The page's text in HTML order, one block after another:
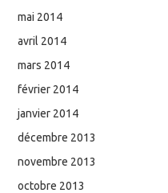
mai 2014
avril 2014
mars 2014
février 2014
janvier 2014
décembre 2013
novembre 2013
octobre 2013